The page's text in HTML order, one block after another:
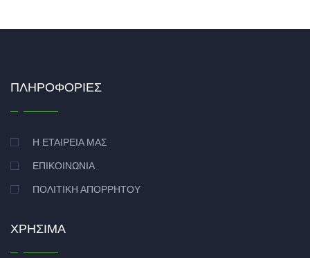
ΠΛΗΡΟΦΟΡΊΕΣ
Η ΕΤΑΙΡΕΊΑ ΜΑΣ
ΕΠΙΚΟΙΝΩΝΊΑ
ΠΟΛΙΤΙΚΉ ΑΠΟΡΡΉΤΟΥ
ΧΡΉΣΙΜΑ